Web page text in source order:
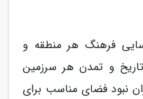
فرهنگ هر منطقه و
و تمدن هر سرزمین
نبود فضای مناسب برای